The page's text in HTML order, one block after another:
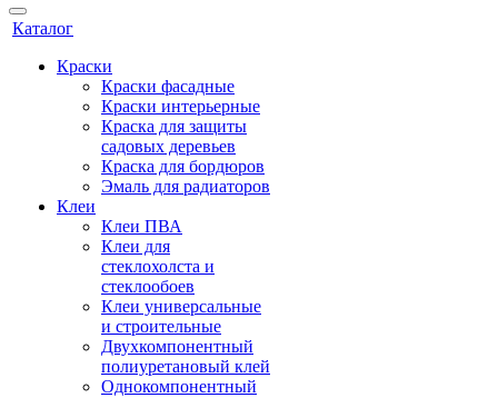
Каталог
Краски
Краски фасадные
Краски интерьерные
Краска для защиты
садовых деревьев
⁠Краска для бордюров
Эмаль для радиаторов
Клеи
Клеи ПВА
Клеи для
стеклохолста и
стеклообоев
Клеи универсальные
и строительные
Двухкомпонентный
полиуретановый клей
Однокомпонентный